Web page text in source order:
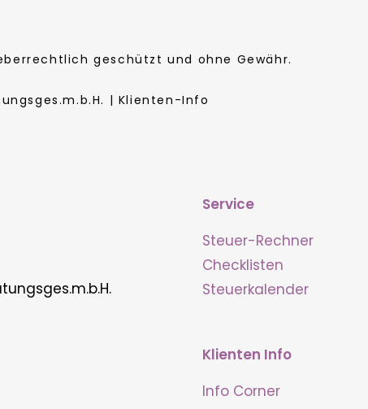
geschützt und ohne Gewähr.
| Klienten-Info
Service
Steuer-Rechner
Checklisten
Steuerkalender
Klienten Info
Info Corner